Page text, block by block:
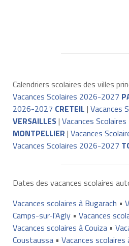
Calendriers scolaires des villes
Vacances Scolaires 2026-2027
2026-2027 CRETEIL | Vacances
VERSAILLES| Vacances
MONTPELLIER | Vacances
Vacances Scolaires 2026-2027
Dates des vacances scolaires
Vacances scolaires à Bugarach •
Camps-sur-l'Agly• Vacances
Vacances scolaires à Couiza•
Coustaussa• Vacances scolaires